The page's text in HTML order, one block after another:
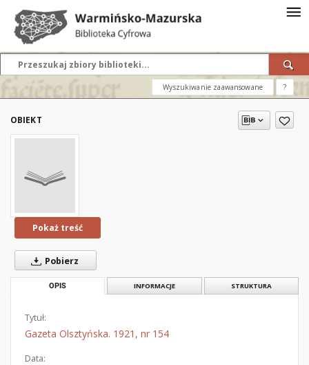
Wyszukiwanie zaawansowane ?
OBIEKT
Pokaż treść
Pobierz
OPIS INFORMACJE STRUKTURA
Tytuł:
Gazeta Olsztyńska. 1921, nr 154
Data: